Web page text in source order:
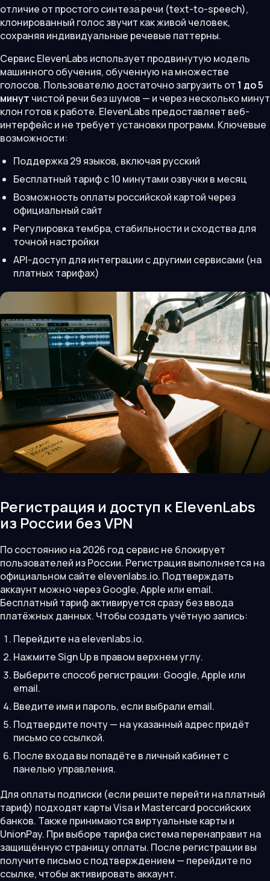
отличие от простого синтеза речи (text-to-speech),
клонированный голос звучит как живой человек,
сохраняя индивидуальные речевые паттерны.
Сервис ElevenLabs использует продвинутую модель
машинного обучения, обученную на множестве
голосов. Пользователю достаточно загрузить от 1 до 5
минут чистой речи без шумов — и через несколько минут
клон готов к работе. ElevenLabs предоставляет веб-
интерфейс и не требует установки программ. Ключевые
возможности:
Поддержка 29 языков, включая русский
Бесплатный тариф с 10 минутами озвучки в месяц
Возможность оплаты российской картой через
официальный сайт
Регулировка тембра, стабильности и сходства для
точной настройки
API-доступ для интеграции с другими сервисами (на
платных тарифах)
Регистрация и доступ к ElevenLabs
из России без VPN
По состоянию на 2026 год сервис не блокирует
пользователей из России. Регистрация выполняется на
официальном сайте elevenlabs.io. Подтверждать
аккаунт можно через Google, Apple или email.
Бесплатный тариф активируется сразу без ввода
платёжных данных. Чтобы создать учётную запись:
Перейдите на elevenlabs.io.
Нажмите Sign Up в правом верхнем углу.
Выберите способ регистрации: Google, Apple или
email.
Введите имя и пароль, если выбрали email.
Подтвердите почту — на указанный адрес придёт
письмо со ссылкой.
После входа вы попадёте в личный кабинет с
панелью управления.
Для оплаты подписки (если решите перейти на платный
тариф) подходят карты Visa и Mastercard российских
банков. Также принимаются виртуальные карты и
UnionPay. При выборе тарифа система перенаправит на
защищённую страницу оплаты. После регистрации вы
получите письмо с подтверждением — перейдите по
ссылке, чтобы активировать аккаунт.